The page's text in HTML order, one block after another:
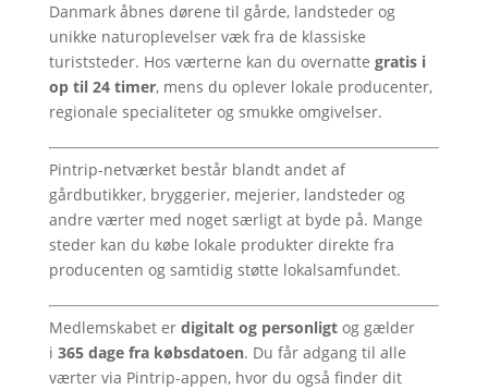
Danmark åbnes dørene til gårde, landsteder og
unikke naturoplevelser væk fra de klassiske
turiststeder. Hos værterne kan du overnatte gratis i
op til 24 timer, mens du oplever lokale producenter,
regionale specialiteter og smukke omgivelser.
Pintrip-netværket består blandt andet af
gårdbutikker, bryggerier, mejerier, landsteder og
andre værter med noget særligt at byde på. Mange
steder kan du købe lokale produkter direkte fra
producenten og samtidig støtte lokalsamfundet.
Medlemskabet er digitalt og personligtog gælder
i 365 dage fra købsdatoen. Du får adgang til alle
værter via Pintrip-appen, hvor du også finder dit